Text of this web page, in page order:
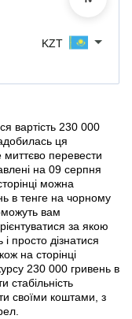
KZT
вартість 230 000
ця
перевести
на 09 серпня
можна
в тенге на чорному
вам
за якою
просто дізнатися
на сторінці
230 000 гривень в
стабільність
своїми коштами, з